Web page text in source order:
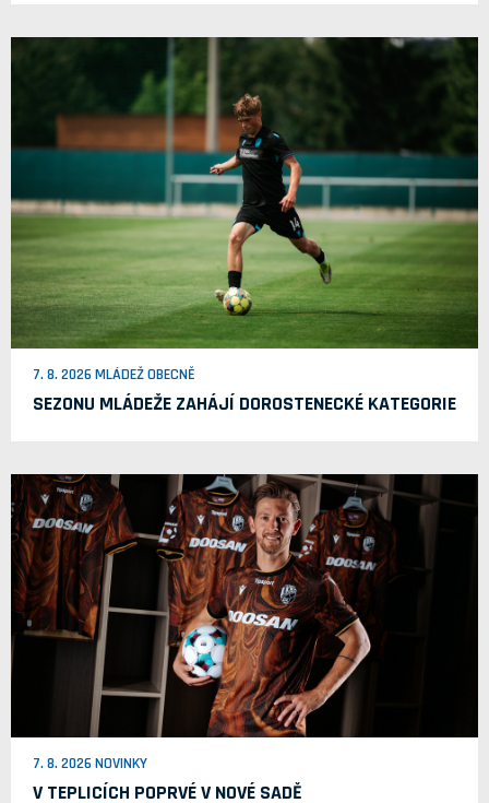
7. 8. 2026 MLÁDEŽ OBECNĚ
SEZONU MLÁDEŽE ZAHÁJÍ DOROSTENECKÉ KATEGORIE
7. 8. 2026 NOVINKY
V TEPLICÍCH POPRVÉ V NOVÉ SADĚ